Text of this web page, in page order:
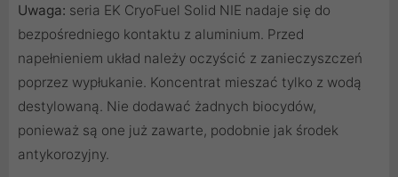
Uwaga: seria EK CryoFuel Solid NIE nadaje się do
bezpośredniego kontaktu z aluminium. Przed
napełnieniem układ należy oczyścić z zanieczyszczeń
poprzez wypłukanie. Koncentrat mieszać tylko z wodą
destylowaną. Nie dodawać żadnych biocydów,
ponieważ są one już zawarte, podobnie jak środek
antykorozyjny.